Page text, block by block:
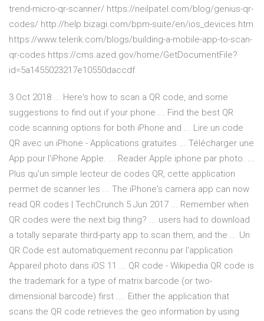
trend-micro-qr-scanner/ https://neilpatel.com/blog/genius-qr-
codes/ http://help.bizagi.com/bpm-suite/en/ios_devices.htm
https://www.telerik.com/blogs/building-a-mobile-app-to-scan-
qr-codes https://cms.azed.gov/home/GetDocumentFile?
id=5a1455023217e10550daccdf
3 Oct 2018 ... Here's how to scan a QR code, and some
suggestions to find out if your phone ... Find the best QR
code scanning options for both iPhone and ... Lire un code
QR avec un iPhone - Applications gratuites ... Télécharger une
App pour l'iPhone Apple. ... Reader Apple iphone par photo. ...
Plus qu'un simple lecteur de codes QR, cette application
permet de scanner les ... The iPhone's camera app can now
read QR codes | TechCrunch 5 Jun 2017 ... Remember when
QR codes were the next big thing? ... users had to download
a totally separate third-party app to scan them, and the ... Un
QR Code est automatiquement reconnu par l'application
Appareil photo dans iOS 11 ... QR code - Wikipedia QR code is
the trademark for a type of matrix barcode (or two-
dimensional barcode) first .... Either the application that
scans the QR code retrieves the geo information by using